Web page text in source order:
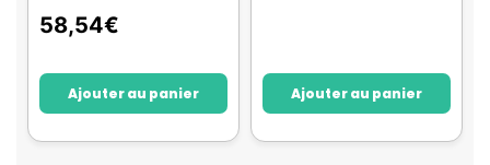
58,54€
Ajouter au panier Ajouter au panier